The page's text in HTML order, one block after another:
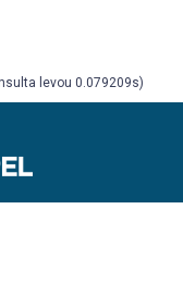
levou 0.079209s)